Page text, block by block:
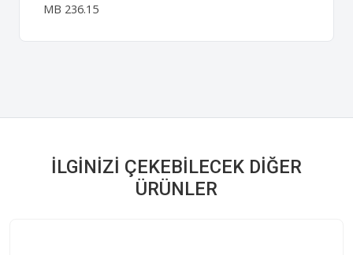
MB 236.15
İLGINIZI ÇEKEBILECEK DIĞER
ÜRÜNLER